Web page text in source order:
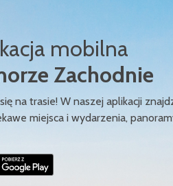
mobilna
Zachodnie
na trasie! W naszej aplikacji
miejsca i wydarzenia,